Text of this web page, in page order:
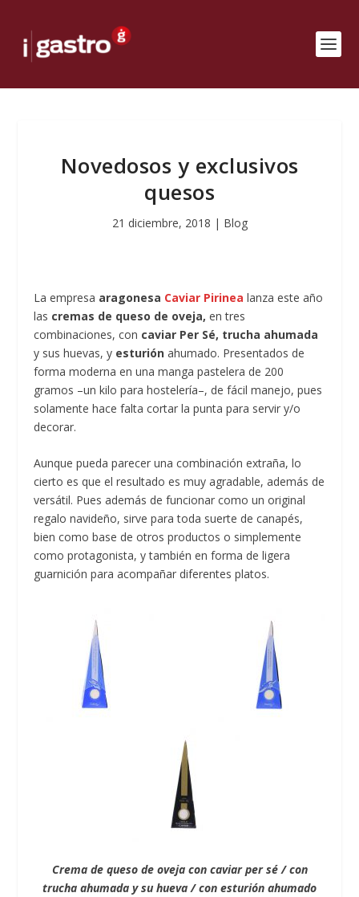
Novedosos y exclusivos
quesos
21 diciembre, 2018 | Blog
La empresa aragonesa Caviar Pirinea lanza este año
las cremas de queso de oveja, en tres
combinaciones, con caviar Per Sé, trucha ahumada
y sus huevas, y esturión ahumado. Presentados de
forma moderna en una manga pastelera de 200
gramos –un kilo para hostelería–, de fácil manejo, pues
solamente hace falta cortar la punta para servir y/o
decorar.
Aunque pueda parecer una combinación extraña, lo
cierto es que el resultado es muy agradable, además de
versátil. Pues además de funcionar como un original
regalo navideño, sirve para toda suerte de canapés,
bien como base de otros productos o simplemente
como protagonista, y también en forma de ligera
guarnición para acompañar diferentes platos.
Crema de queso de oveja con caviar per sé / con
trucha ahumada y su hueva / con esturión ahumado